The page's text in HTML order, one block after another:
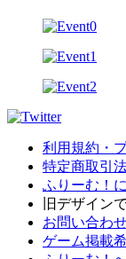
利用規約・
特定商取引
ふりーむ！
旧デザイン
お問い合わ
ゲーム掲載